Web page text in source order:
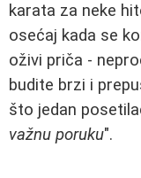
karata za neke
osećaj kada se
oživi priča -
budite brzi i
što jedan
važnu poruku".